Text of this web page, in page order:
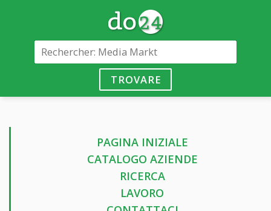
TROVARE
PAGINA INIZIALE
CATALOGO AZIENDE
RICERCA
LAVORO